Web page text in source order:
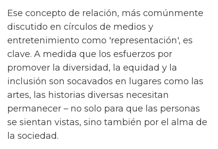
Ese concepto de relación, más comúnmente
discutido en círculos de medios y
entretenimiento como 'representación', es
clave. A medida que los esfuerzos por
promover la diversidad, la equidad y la
inclusión son socavados en lugares como las
artes, las historias diversas necesitan
permanecer – no solo para que las personas
se sientan vistas, sino también por el alma de
la sociedad.